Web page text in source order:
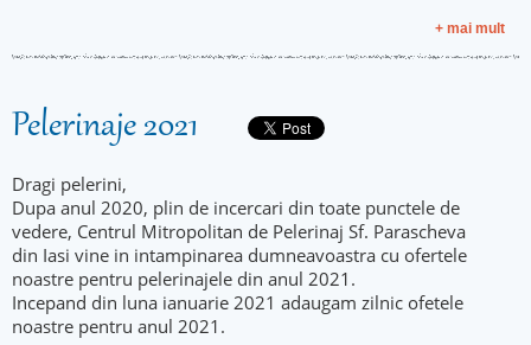
+ mai mult
Pelerinaje 2021
Dragi pelerini,
Dupa anul 2020, plin de incercari din toate punctele de
vedere, Centrul Mitropolitan de Pelerinaj Sf. Parascheva
din Iasi vine in intampinarea dumneavoastra cu ofertele
noastre pentru pelerinajele din anul 2021.
Incepand din luna ianuarie 2021 adaugam zilnic ofetele
noastre pentru anul 2021.